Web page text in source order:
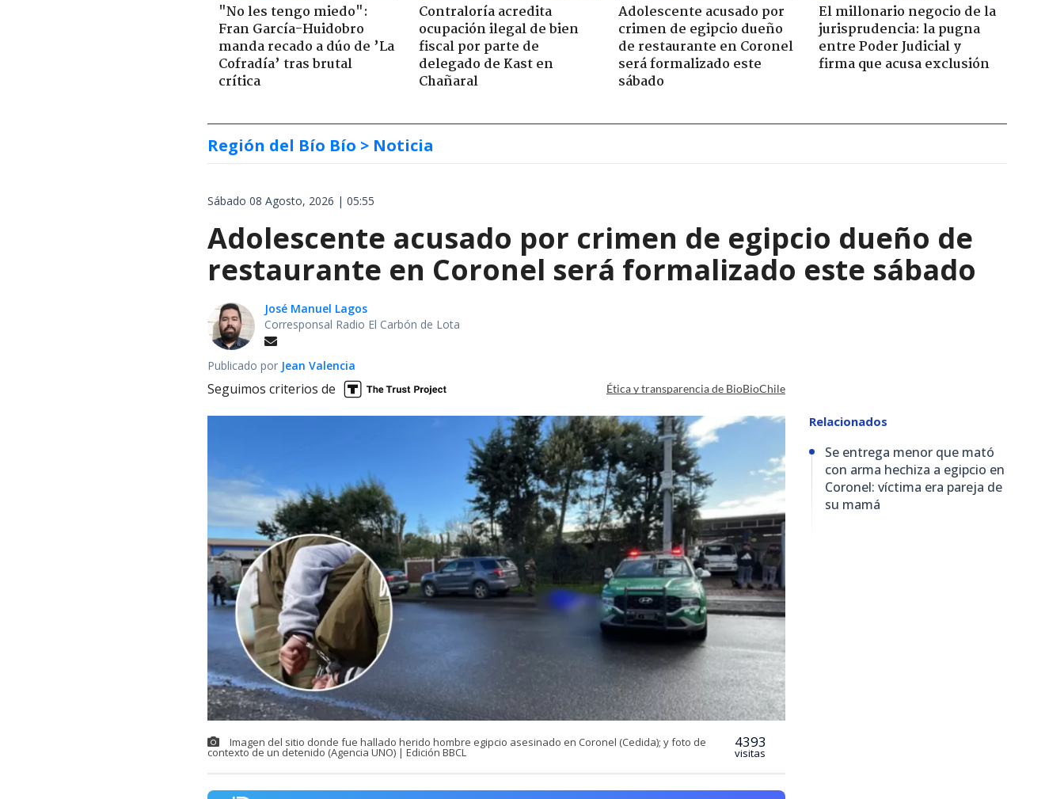
"No les tengo miedo":
Fran García-Huidobro
manda recado a dúo de ’La
Cofradía’ tras brutal
crítica
Contraloría acredita
ocupación ilegal de bien
fiscal por parte de
delegado de Kast en
Chañaral
Adolescente acusado por
crimen de egipcio dueño
de restaurante en Coronel
será formalizado este
sábado
El millonario negocio de la
jurisprudencia: la pugna
entre Poder Judicial y
firma que acusa exclusión
Región del Bío Bío > Noticia
Sábado 08 Agosto, 2026 | 05:55
Adolescente acusado por crimen de egipcio dueño de
restaurante en Coronel será formalizado este sábado
José Manuel Lagos
Corresponsal Radio El Carbón de Lota
Publicado por Jean Valencia
Seguimos criterios de Ética y transparencia de BioBioChile
Imagen del sitio donde fue hallado herido hombre egipcio asesinado en Coronel (Cedida); y foto de
contexto de un detenido (Agencia UNO) | Edición BBCL
4393
visitas
Relacionados
Se entrega menor que mató
con arma hechiza a egipcio en
Coronel: víctima era pareja de
su mamá